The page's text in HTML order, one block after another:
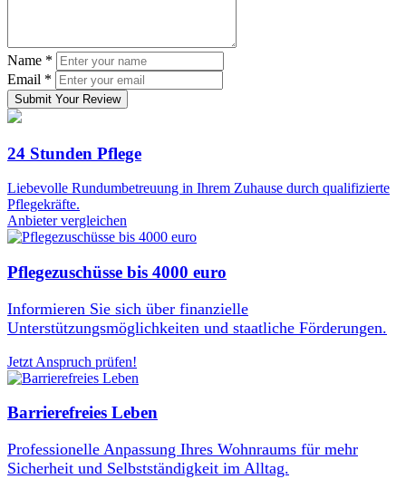
Name *
Email *
Submit Your Review
24 Stunden Pflege
Liebevolle Rundumbetreuung in Ihrem Zuhause durch qualifizierte
Pflegekräfte.
Anbieter vergleichen
Pflegezuschüsse bis 4000 euro
Informieren Sie sich über finanzielle
Unterstützungsmöglichkeiten und staatliche Förderungen.
Jetzt Anspruch prüfen!
Barrierefreies Leben
Professionelle Anpassung Ihres Wohnraums für mehr
Sicherheit und Selbstständigkeit im Alltag.